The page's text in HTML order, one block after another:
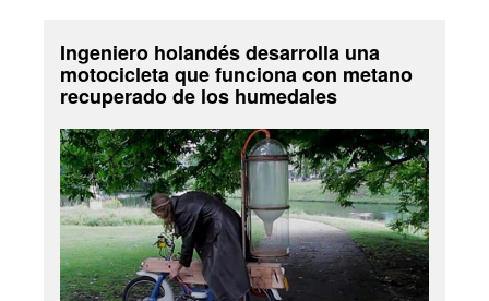
Ingeniero holandés desarrolla una
motocicleta que funciona con metano
recuperado de los humedales